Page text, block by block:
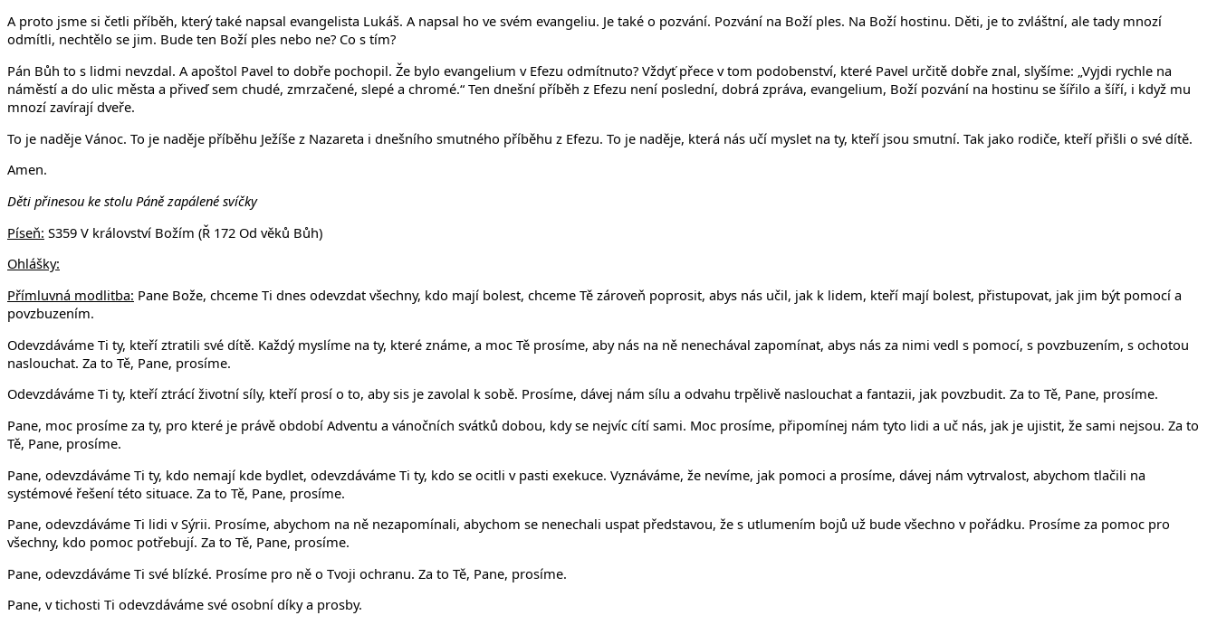
A proto jsme si četli příběh, který také napsal evangelista Lukáš. A napsal ho ve svém evangeliu. Je také o pozvání. Pozvání na Boží ples. Na Boží hostinu. Děti, je to zvláštní, ale tady mnozí
odmítli, nechtělo se jim. Bude ten Boží ples nebo ne? Co s tím?
Pán Bůh to s lidmi nevzdal. A apoštol Pavel to dobře pochopil. Že bylo evangelium v Efezu odmítnuto? Vždyť přece v tom podobenství, které Pavel určitě dobře znal, slyšíme: „Vyjdi rychle na
náměstí a do ulic města a přiveď sem chudé, zmrzačené, slepé a chromé.“ Ten dnešní příběh z Efezu není poslední, dobrá zpráva, evangelium, Boží pozvání na hostinu se šířilo a šíří, i když mu
mnozí zavírají dveře.
To je naděje Vánoc. To je naděje příběhu Ježíše z Nazareta i dnešního smutného příběhu z Efezu. To je naděje, která nás učí myslet na ty, kteří jsou smutní. Tak jako rodiče, kteří přišli o své dítě.
Amen.
Děti přinesou ke stolu Páně zapálené svíčky
Píseň: S359 V království Božím (Ř 172 Od věků Bůh)
Ohlášky:
Přímluvná modlitba: Pane Bože, chceme Ti dnes odevzdat všechny, kdo mají bolest, chceme Tě zároveň poprosit, abys nás učil, jak k lidem, kteří mají bolest, přistupovat, jak jim být pomocí a
povzbuzením.
Odevzdáváme Ti ty, kteří ztratili své dítě. Každý myslíme na ty, které známe, a moc Tě prosíme, aby nás na ně nenechával zapomínat, abys nás za nimi vedl s pomocí, s povzbuzením, s ochotou
naslouchat. Za to Tě, Pane, prosíme.
Odevzdáváme Ti ty, kteří ztrácí životní síly, kteří prosí o to, aby sis je zavolal k sobě. Prosíme, dávej nám sílu a odvahu trpělivě naslouchat a fantazii, jak povzbudit. Za to Tě, Pane, prosíme.
Pane, moc prosíme za ty, pro které je právě období Adventu a vánočních svátků dobou, kdy se nejvíc cítí sami. Moc prosíme, připomínej nám tyto lidi a uč nás, jak je ujistit, že sami nejsou. Za to
Tě, Pane, prosíme.
Pane, odevzdáváme Ti ty, kdo nemají kde bydlet, odevzdáváme Ti ty, kdo se ocitli v pasti exekuce. Vyznáváme, že nevíme, jak pomoci a prosíme, dávej nám vytrvalost, abychom tlačili na
systémové řešení této situace. Za to Tě, Pane, prosíme.
Pane, odevzdáváme Ti lidi v Sýrii. Prosíme, abychom na ně nezapomínali, abychom se nenechali uspat představou, že s utlumením bojů už bude všechno v pořádku. Prosíme za pomoc pro
všechny, kdo pomoc potřebují. Za to Tě, Pane, prosíme.
Pane, odevzdáváme Ti své blízké. Prosíme pro ně o Tvoji ochranu. Za to Tě, Pane, prosíme.
Pane, v tichosti Ti odevzdáváme své osobní díky a prosby.